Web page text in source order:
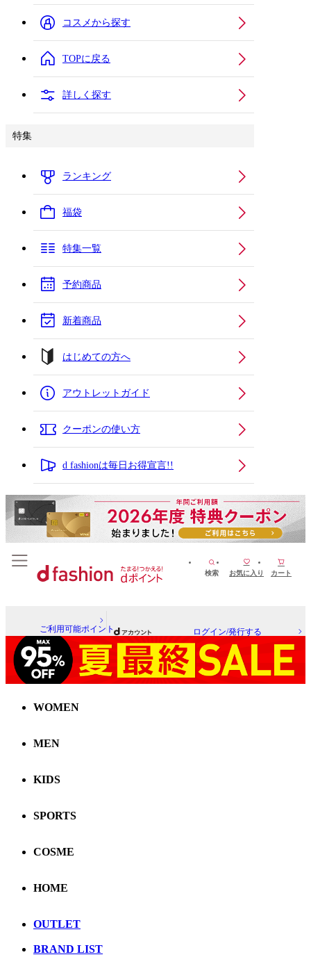
コスメから探す
TOPに戻る
詳しく探す
特集
ランキング
福袋
特集一覧
予約商品
新着商品
はじめての方へ
アウトレットガイド
クーポンの使い方
d fashionは毎日お得宣言!!
検索 お気に入り カート
ご利用可能ポイント ログイン/発行する
WOMEN
MEN
KIDS
SPORTS
COSME
HOME
OUTLET
BRAND LIST